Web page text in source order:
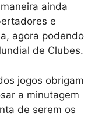
ainda
e
agora podendo
de Clubes.
jogos obrigam
a minutagem
de serem os